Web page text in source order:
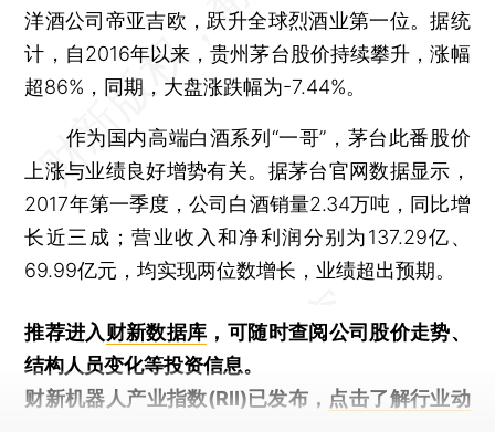
洋酒公司帝亚吉欧，跃升全球烈酒业第一位。据统
计，自2016年以来，贵州茅台股价持续攀升，涨幅
超86%，同期，大盘涨跌幅为-7.44%。
作为国内高端白酒系列“一哥”，茅台此番股价
上涨与业绩良好增势有关。据茅台官网数据显示，
2017年第一季度，公司白酒销量2.34万吨，同比增
长近三成；营业收入和净利润分别为137.29亿、
69.99亿元，均实现两位数增长，业绩超出预期。
推荐进入财新数据库 ，可随时查阅公司股价走势、
结构人员变化等投资信息。
财新机器人产业指数(RII)已发布， 点击了解行业动